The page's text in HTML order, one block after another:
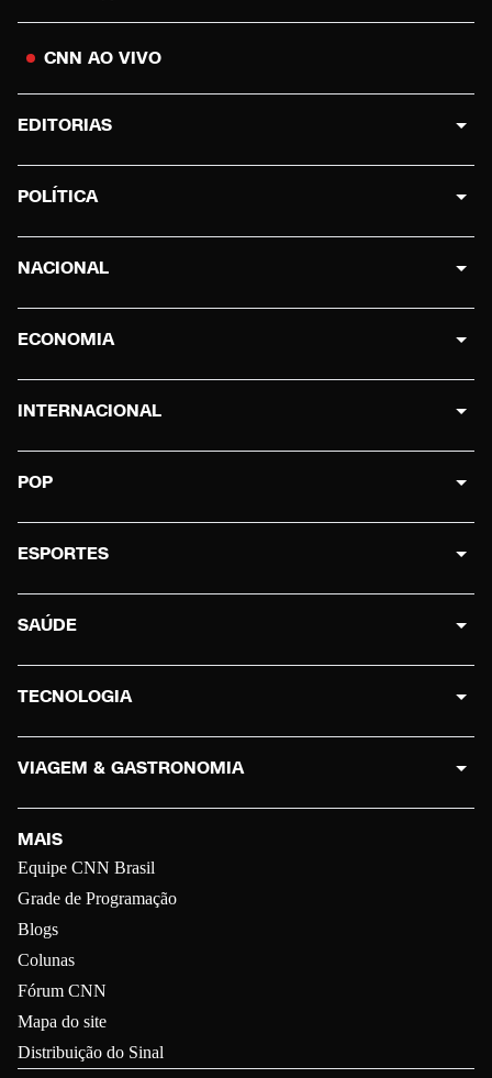
CNN AO VIVO
MAIS
Equipe CNN Brasil
Grade de Programação
Blogs
Colunas
Fórum CNN
Mapa do site
Distribuição do Sinal
EDITORIAS
POLÍTICA
NACIONAL
ECONOMIA
INTERNACIONAL
POP
ESPORTES
SAÚDE
TECNOLOGIA
VIAGEM & GASTRONOMIA